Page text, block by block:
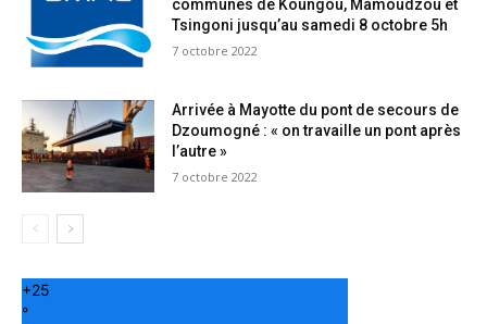
communes de Koungou, Mamoudzou et
Tsingoni jusqu’au samedi 8 octobre 5h
7 octobre 2022
Arrivée à Mayotte du pont de secours de
Dzoumogné : « on travaille un pont après
l’autre »
7 octobre 2022
+25
°